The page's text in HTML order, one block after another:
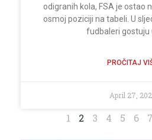
odigranih kola, FSA je ostao
osmoj poziciji na tabeli. U
fudbaleri gostuju
PROČITAJ
April 27,
1 2 3 4 5 6 7